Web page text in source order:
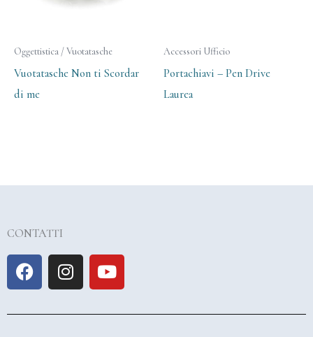
Oggettistica / Vuotatasche
Vuotatasche Non ti Scordar
di me
Accessori Ufficio
Portachiavi – Pen Drive
Laurea
CONTATTI
F
a
e
I
n
t
Y
o
t